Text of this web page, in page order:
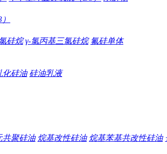
硅烷 γ-氯丙基三氯硅烷 氟硅单体
化硅油 硅油乳液
共聚硅油 烷基改性硅油 烷基苯基共改性硅油